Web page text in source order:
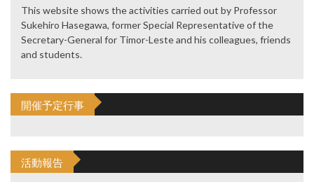
This website shows the activities carried out by Professor
Sukehiro Hasegawa, former Special Representative of the
Secretary-General for Timor-Leste and his colleagues, friends
and students.
開催予定行事
活動報告